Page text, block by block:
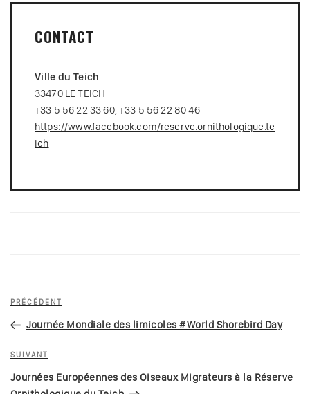
CONTACT
Ville du Teich
33470 LE TEICH
+33 5 56 22 33 60, +33 5 56 22 80 46
https://www.facebook.com/reserve.ornithologique.te
ich
Navigation
l’article
Article
précédent
PRÉCÉDENT
Journée Mondiale des limicoles #World Shorebird Day
Article
suivant
SUIVANT
Journées Européennes des Oiseaux Migrateurs à la Réserve